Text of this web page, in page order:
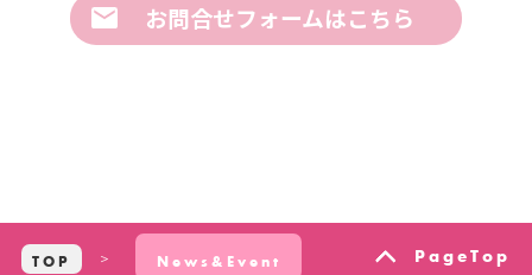
お問合せフォームはこちら
TOP News&Event PageTop